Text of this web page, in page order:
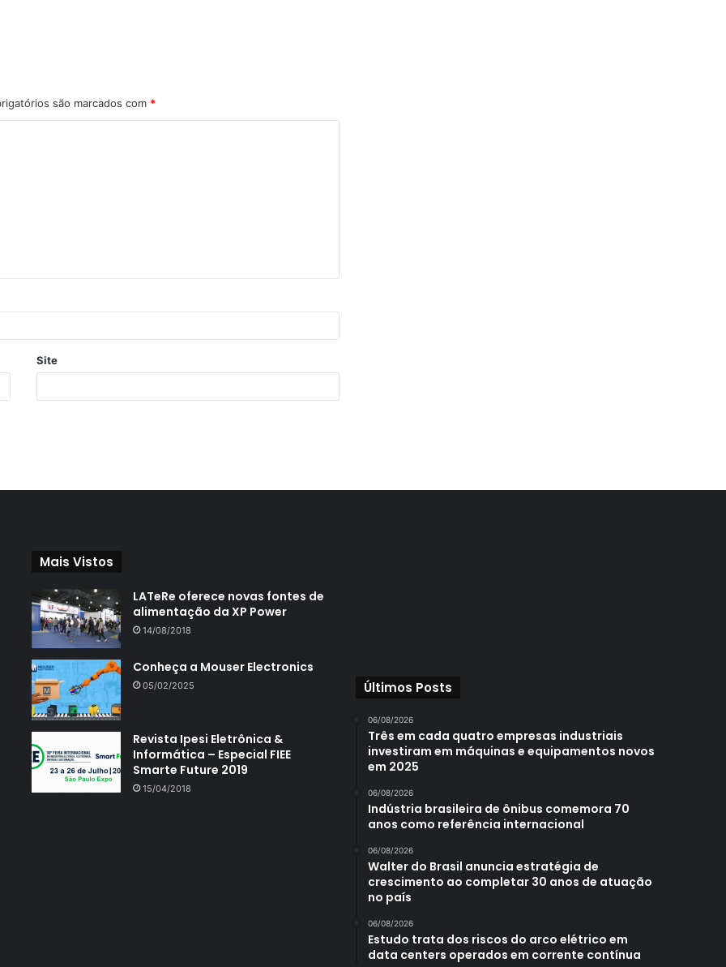
são marcados com *
Site
Mais Vistos
LATeRe oferece novas fontes de
alimentação da XP Power
14/08/2018
Conheça a Mouser Electronics
05/02/2025
Revista Ipesi Eletrônica &
Informática – Especial FIEE
Smarte Future 2019
15/04/2018
Últimos Posts
06/08/2026
Três em cada quatro empresas industriais
investiram em máquinas e equipamentos novos
em 2025
06/08/2026
Indústria brasileira de ônibus comemora 70
anos como referência internacional
06/08/2026
Walter do Brasil anuncia estratégia de
crescimento ao completar 30 anos de atuação
no país
06/08/2026
Estudo trata dos riscos do arco elétrico em
data centers operados em corrente contínua